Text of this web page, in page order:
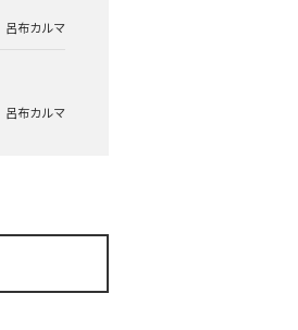
呂布カルマ
呂布カルマ